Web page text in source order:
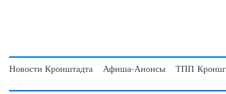
Новости Кронштадта Афиша-Анонсы ТПП